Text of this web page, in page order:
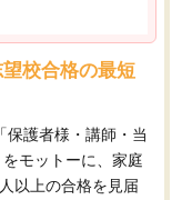
校合格の最短
保護者様・講師・当
モットーに、家庭
以上の合格を見届